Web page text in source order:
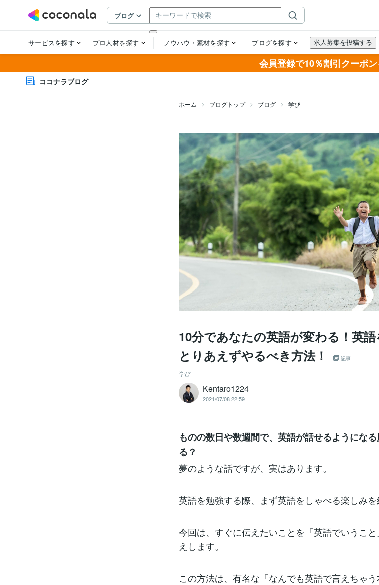
会員登録で10％割引クーポン
ココナラブログ
ホーム ブログトップ ブログ 学び
10分であなたの英語が変わる！英
とりあえずやるべき方法！
記事
学び
Kentaro1224
2021/07/08 22:59
ものの数日や数週間で、英語が話せるようにな
る？
夢のような話ですが、実はあります。
英語を勉強する際、まず英語をしゃべる楽しみを
今回は、すぐに伝えたいことを「英語でいうこ
えします。
この方法は、有名な「なんでも英語で言えちゃ